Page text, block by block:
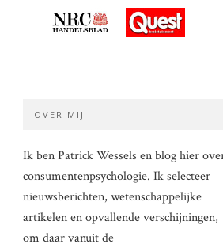
OVER MIJ
Ik ben Patrick Wessels en blog hier
consumentenpsychologie. Ik selecteer
nieuwsberichten, wetenschappelijke
artikelen en opvallende verschijningen,
om daar vanuit de